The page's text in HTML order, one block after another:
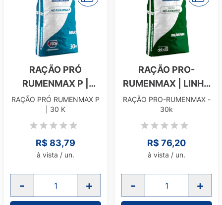
RAÇÃO PRÓ
RUMENMAX P |
LINHA MAX
RAÇÃO PRÓ RUMENMAX P
| 30 K
R$ 83,79
à vista / un.
- +
RAÇÃO PRO-
RUMENMAX | LINHA
MAX
RAÇÃO PRO-RUMENMAX -
30k
R$ 76,20
à vista / un.
- +